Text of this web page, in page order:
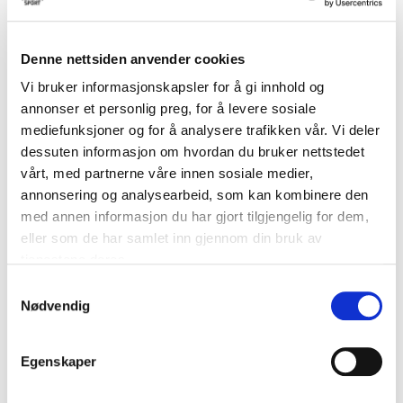
Denne nettsiden anvender cookies
Vi bruker informasjonskapsler for å gi innhold og
annonser et personlig preg, for å levere sosiale
mediefunksjoner og for å analysere trafikken vår. Vi deler
dessuten informasjon om hvordan du bruker nettstedet
vårt, med partnerne våre innen sosiale medier,
annonsering og analysearbeid, som kan kombinere den
med annen informasjon du har gjort tilgjengelig for dem,
eller som de har samlet inn gjennom din bruk av
Nødvendig
Egenskaper
kr 449
-50 %
NIKE
-47
NIKE